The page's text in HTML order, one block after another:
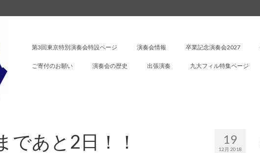
第3回東京特別演奏会特設ページ 演奏会情報 卒業記念演奏会2027
ご寄付のお願い 演奏会の歴史 出張演奏 九大フィル特集ページ
19
12月 2018
であと2日！！